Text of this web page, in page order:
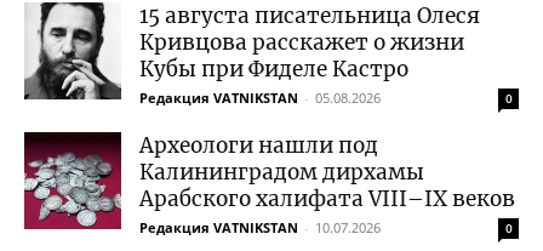
15 августа писательница Олеся
Кривцова расскажет о жизни
Кубы при Фиделе Кастро
Редакция VATNIKSTAN - 05.08.2026 0
Археологи нашли под
Калининградом дирхамы
Арабского халифата VIII–IX веков
Редакция VATNIKSTAN - 10.07.2026 0